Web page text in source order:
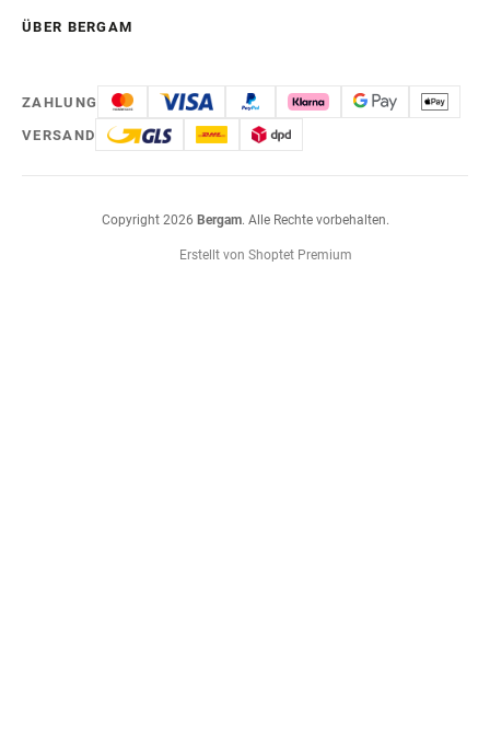
ÜBER BERGAM
ZAHLUNG
VERSAND
Erstellt von Shoptet Premium
Copyright 2026 Bergam. Alle Rechte vorbehalten.